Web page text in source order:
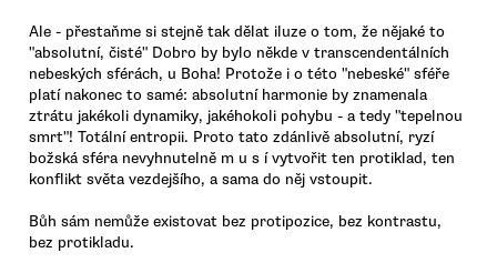
Ale - přestaňme si stejně tak dělat iluze o tom, že nějaké to
"absolutní, čisté" Dobro by bylo někde v transcendentálních
nebeských sférách, u Boha! Protože i o této "nebeské" sféře
platí nakonec to samé: absolutní harmonie by znamenala
ztrátu jakékoli dynamiky, jakéhokoli pohybu - a tedy "tepelnou
smrt"! Totální entropii. Proto tato zdánlivě absolutní, ryzí
božská sféra nevyhnutelně m u s í vytvořit ten protiklad, ten
konflikt světa vezdejšího, a sama do něj vstoupit.
Bůh sám nemůže existovat bez protipozice, bez kontrastu,
bez protikladu.